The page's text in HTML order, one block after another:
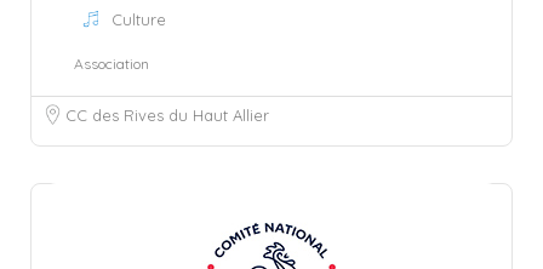
Culture
Association
CC des Rives du Haut Allier